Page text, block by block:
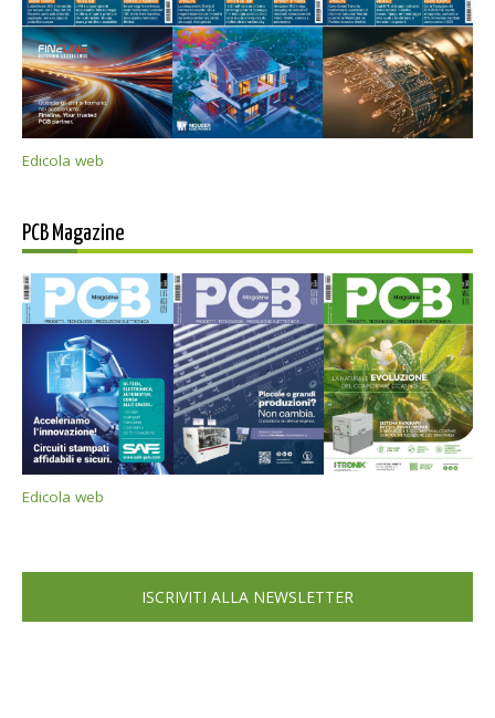
Edicola web
PCB Magazine
Edicola web
ISCRIVITI ALLA NEWSLETTER